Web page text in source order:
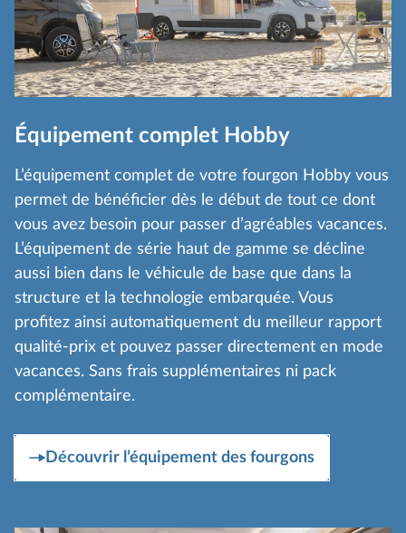
Équipement complet Hobby
L’équipement complet de votre fourgon Hobby vous
permet de bénéficier dès le début de tout ce dont
vous avez besoin pour passer d’agréables vacances.
L’équipement de série haut de gamme se décline
aussi bien dans le véhicule de base que dans la
structure et la technologie embarquée. Vous
profitez ainsi automatiquement du meilleur rapport
qualité-prix et pouvez passer directement en mode
vacances. Sans frais supplémentaires ni pack
complémentaire.
Découvrir l’équipement des fourgons